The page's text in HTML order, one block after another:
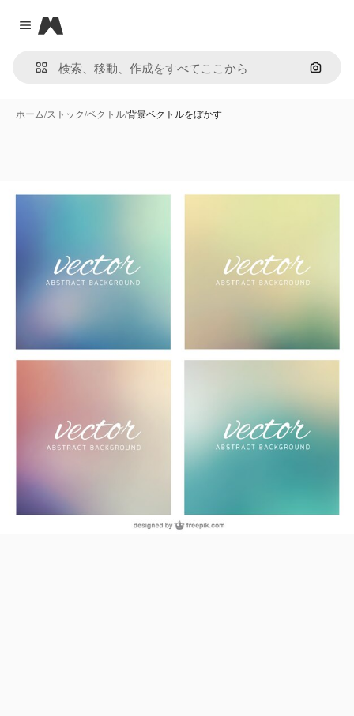
Close menu
Magnific
画像で
ホーム/ストック/ベクトル/背景ベクトルをぼかす